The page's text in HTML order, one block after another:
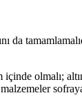
da
olmalı;